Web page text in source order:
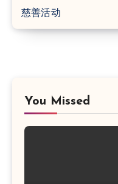
慈善活动
You Missed